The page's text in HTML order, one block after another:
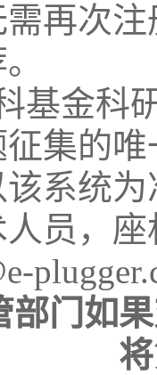
需再次
基金科
集的
系统
员，座
部门如